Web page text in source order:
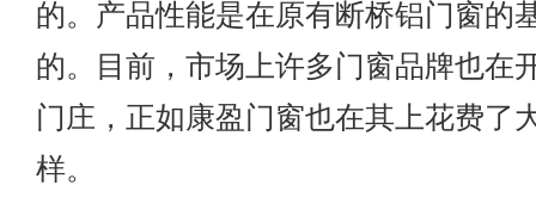
的。产品性能是在原有断桥铝门窗的
的。目前，市场上许多门窗品牌也在
门庄，正如康盈门窗也在其上花费了
样。